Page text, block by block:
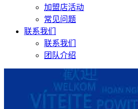
加盟店活动
常见问题
联系我们
联系我们
团队介绍